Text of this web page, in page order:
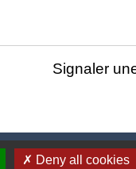
Signaler
Deny all cookies